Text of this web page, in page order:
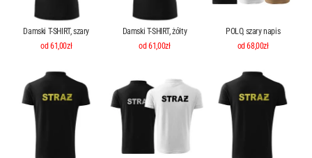
Damski T-SHIRT, szary
od 61,00zł
Damski T-SHIRT, żółty
od 61,00zł
POLO, szary napis
od 68,00zł